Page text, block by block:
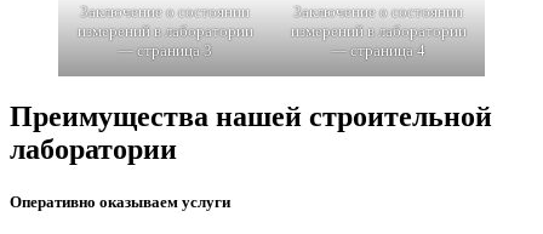
Заключение о состоянии
измерений в лаборатории
— страница 3
Заключение о состоянии
измерений в лаборатории
— страница 4
Преимущества нашей строительной
лаборатории
Оперативно оказываем услуги